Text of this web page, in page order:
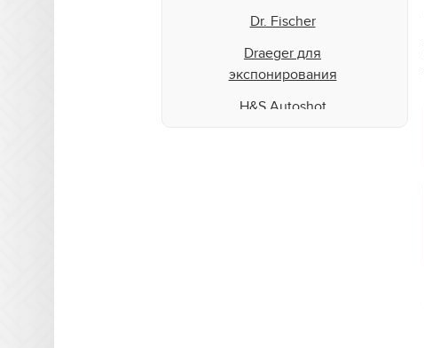
Dr. Fischer
Draeger для
экспонирования
H&S Autoshot